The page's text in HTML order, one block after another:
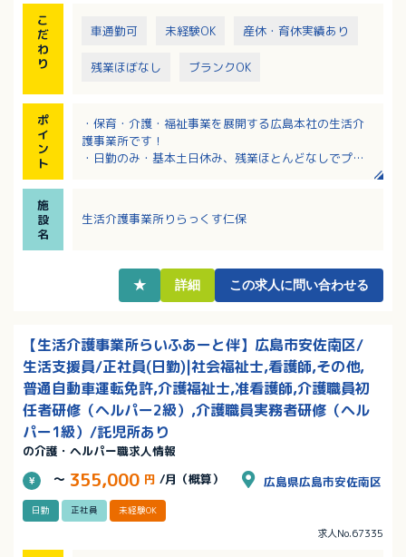
こ
だ
わ
り
車通勤可 未経験OK 産休・育休実績あり
残業ほぼなし ブランクOK
ポ
イ
ン
ト
・保育・介護・福祉事業を展開する広島本社の生活介
護事業所です！
・日勤のみ・基本土日休み、残業ほとんどなしでプラ
・生活支援員として未経験の方、ブランクのある方も
施
設
名
生活介護事業所りらっくす仁保
★ 詳細 この求人に問い合わせる
【生活介護事業所らいふあーと伴】広島市安佐南区/
生活支援員/正社員(日勤)|社会福祉士,看護師,その他,
普通自動車運転免許,介護福祉士,准看護師,介護職員初
任者研修（ヘルパー2級）,介護職員実務者研修（ヘル
パー1級）/託児所あり
の介護・ヘルパー職求人情報
～ 355,000 円 /月（概算） 広島県広島市安佐南区
日勤 正社員 未経験OK
求人No.67335